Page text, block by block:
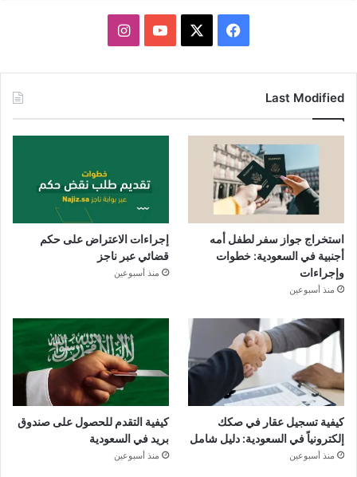
فيسبوك يوتيوبانستقرام
Last Modified
استخراج جواز سفر لطفل أمه
أجنبية في السعودية: خطوات
وإجراءات
منذ أسبوعين
إجراءات الاعتراض على حكم
قضائي عبر ناجز
منذ أسبوعين
كيفية تسجيل عقار في صكك
إلكترونياً في السعودية: دليل شامل
منذ أسبوعين
كيفية التقدم للحصول على صندوق
بريد في السعودية
منذ أسبوعين